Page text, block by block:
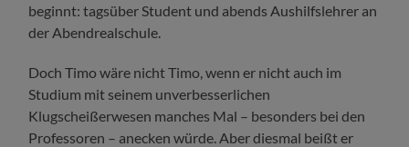
beginnt: tagsüber Student und abends Aushilfslehrer an
der Abendrealschule.
Doch Timo wäre nicht Timo, wenn er nicht auch im
Studium mit seinem unverbesserlichen
Klugscheißerwesen manches Mal – besonders bei den
Professoren – anecken würde. Aber diesmal beißt er